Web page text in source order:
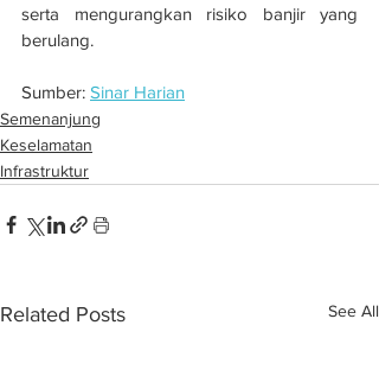
serta mengurangkan risiko banjir yang
berulang.
Sumber: Sinar Harian
Semenanjung
Keselamatan
Infrastruktur
Related Posts See All